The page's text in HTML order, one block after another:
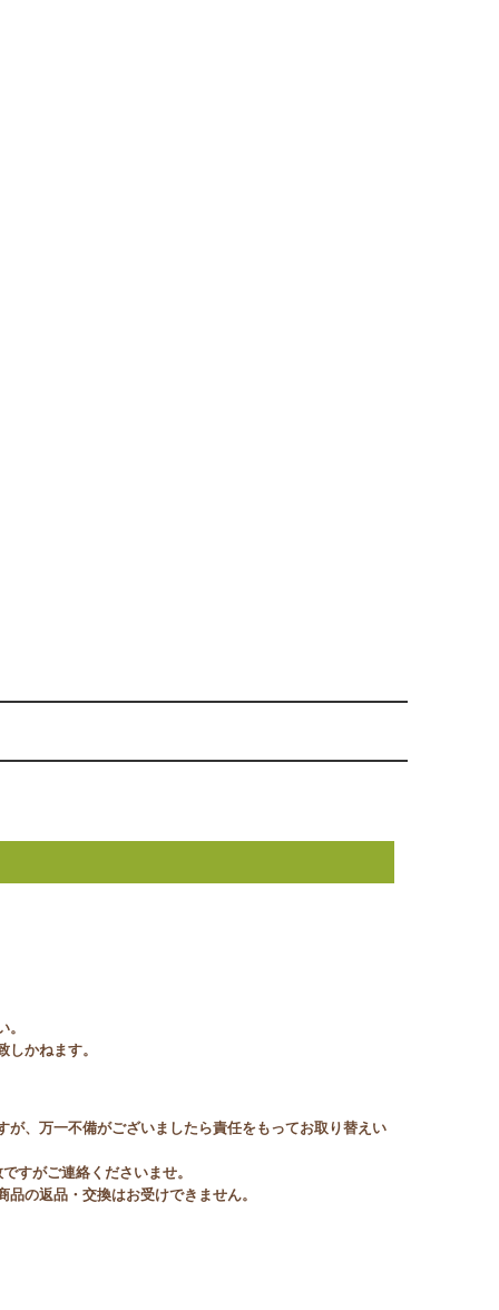
。
しかねます。
が、万一不備がございましたら責任をもってお取り替えい
すがご連絡くださいませ。
品の返品・交換はお受けできません。